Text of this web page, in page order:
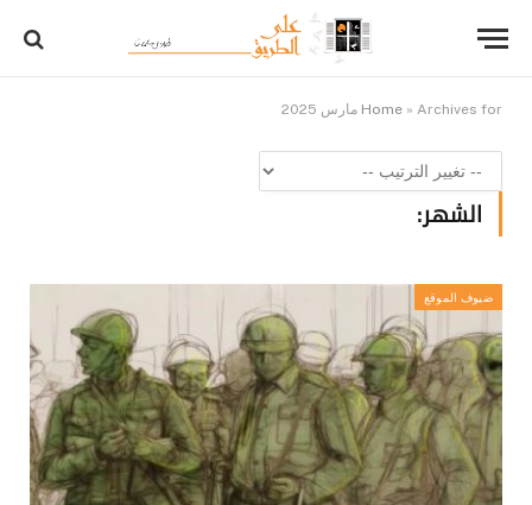
Home » Archives for مارس 2025
الشهر:
ضيوف الموقع